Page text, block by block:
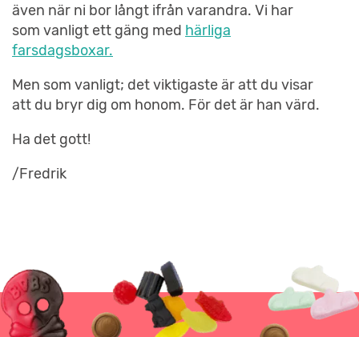
även när ni bor långt ifrån varandra. Vi har
som vanligt ett gäng med härliga
farsdagsboxar.
Men som vanligt; det viktigaste är att du visar
att du bryr dig om honom. För det är han värd.
Ha det gott!
/Fredrik